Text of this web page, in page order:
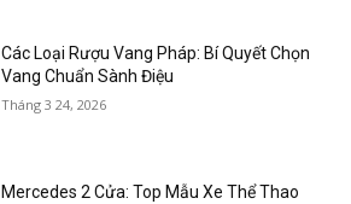
Các Loại Rượu Vang Pháp: Bí Quyết Chọn
Vang Chuẩn Sành Điệu
Tháng 3 24, 2026
Mercedes 2 Cửa: Top Mẫu Xe Thể Thao